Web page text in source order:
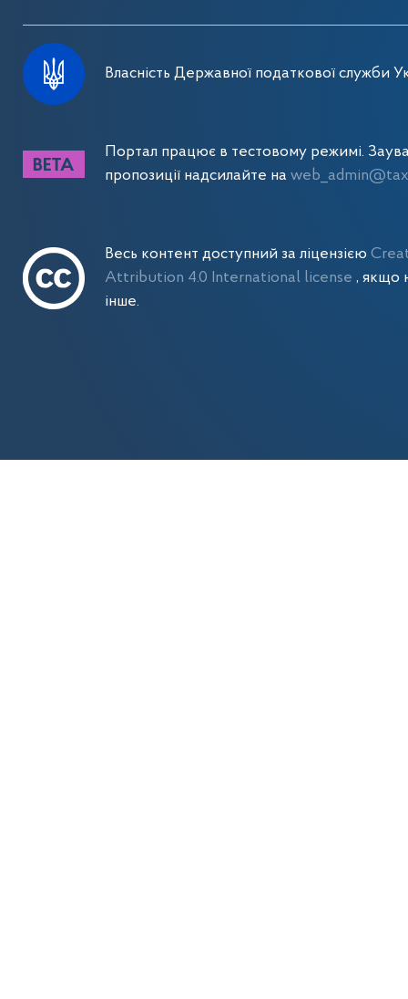
Власність Державної податкової служби
Портал працює в тестовому режимі.
пропозиції надсилайте на
Весь контент доступний за ліцензією
Attribution 4.0 International license , якщо
інше.